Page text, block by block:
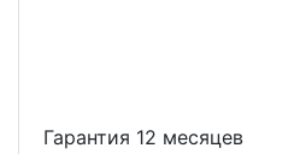
Гарантия 12 месяцев